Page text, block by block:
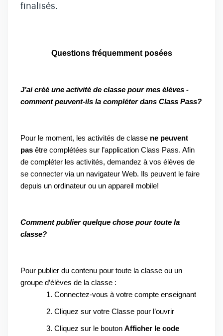
finalisés.
Questions fréquemment posées
J’ai créé une activité de classe pour mes élèves -
comment peuvent-ils la compléter dans Class Pass?
Pour le moment, les activités de classe ne peuvent
pas être complétées sur l’application Class Pass. Afin
de compléter les activités, demandez à vos élèves de
se connecter via un navigateur Web. Ils peuvent le faire
depuis un ordinateur ou un appareil mobile!
Comment publier quelque chose pour toute la
classe?
Pour publier du contenu pour toute la classe ou un
groupe d’élèves de la classe :
Connectez-vous à votre compte enseignant
Cliquez sur votre Classe pour l’ouvrir
Cliquez sur le bouton Afficher le code